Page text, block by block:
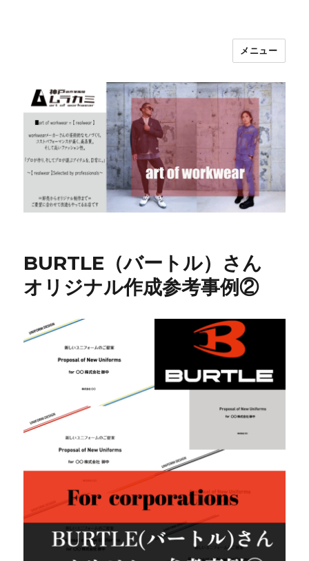
メニュー
BURTLE（バートル）さん
オリジナル作成参考事例②